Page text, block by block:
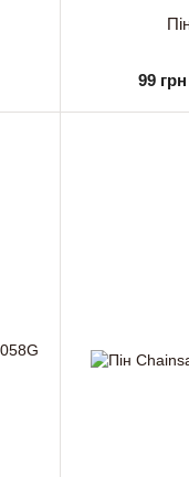
99 грн